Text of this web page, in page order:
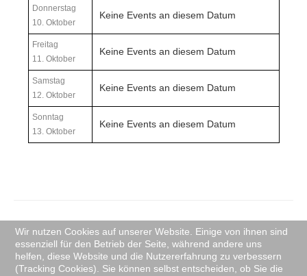
Donnerstag
10. Oktober
Keine Events an diesem Datum
Freitag
11. Oktober
Keine Events an diesem Datum
Samstag
12. Oktober
Keine Events an diesem Datum
Sonntag
13. Oktober
Keine Events an diesem Datum
Nach oben
© 2026 mfc-donauwoerth.de
webdesign by ©
www.webdesign-homepage-gestaltung.de 2026
Wir nutzen Cookies auf unserer Website. Einige von ihnen sind
essenziell für den Betrieb der Seite, während andere uns
helfen, diese Website und die Nutzererfahrung zu verbessern
(Tracking Cookies). Sie können selbst entscheiden, ob Sie die